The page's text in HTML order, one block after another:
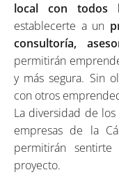
local con todos
establecerte a un
consultoría,
permitirán
y más segura. Sin
con otros
La diversidad de
empresas de la
permitirán
proyecto.